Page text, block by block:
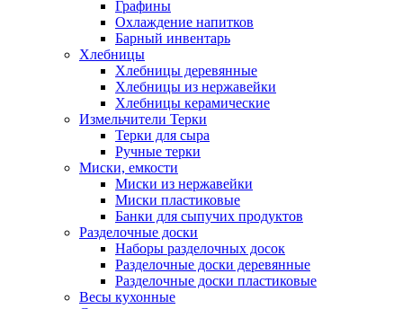
Графины
Охлаждение напитков
Барный инвентарь
Хлебницы
Хлебницы деревянные
Хлебницы из нержавейки
Хлебницы керамические
Измельчители Терки
Терки для сыра
Ручные терки
Миски, емкости
Миски из нержавейки
Миски пластиковые
Банки для сыпучих продуктов
Разделочные доски
Наборы разделочных досок
Разделочные доски деревянные
Разделочные доски пластиковые
Весы кухонные